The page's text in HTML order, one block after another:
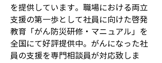
を提供しています。職場における両立
支援の第一歩として社員に向けた啓発
教育「がん防災研修・マニュアル」を
全国にて好評提供中。がんになった社
員の支援を専門相談員が対応致しま